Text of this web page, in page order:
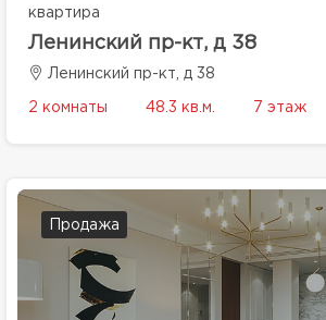
квартира
Ленинский пр-кт, д 38
Ленинский пр-кт, д 38
2 комнаты 48.3 кв.м. 7 этаж
Продажа